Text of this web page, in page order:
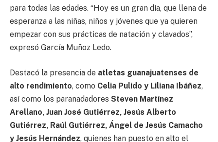
para todas las edades. “Hoy es un gran día, que llena de
esperanza a las niñas, niños y jóvenes que ya quieren
empezar con sus prácticas de natación y clavados”,
expresó García Muñoz Ledo.
Destacó la presencia de atletas guanajuatenses de
alto rendimiento, como Celia Pulido y Liliana Ibáñez,
así como los paranadadores Steven Martínez
Arellano, Juan José Gutiérrez, Jesús Alberto
Gutiérrez, Raúl Gutiérrez, Ángel de Jesús Camacho
y Jesús Hernández, quienes han puesto en alto el